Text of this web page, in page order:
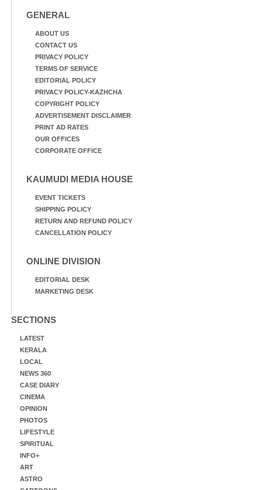
ഫുട്ബോൾ കളികളിൽ
കുട്ടികൾ
GENERAL
ABOUT US
CONTACT US
PRIVACY POLICY
TERMS OF SERVICE
EDITORIAL POLICY
PRIVACY POLICY-KAZHCHA
COPYRIGHT POLICY
ADVERTISEMENT DISCLAIMER
PRINT AD RATES
OUR OFFICES
CORPORATE OFFICE
KAUMUDI MEDIA HOUSE
EVENT TICKETS
SHIPPING POLICY
RETURN AND REFUND POLICY
CANCELLATION POLICY
ONLINE DIVISION
EDITORIAL DESK
MARKETING DESK
SECTIONS
LATEST
KERALA
LOCAL
NEWS 360
CASE DIARY
CINEMA
OPINION
PHOTOS
LIFESTYLE
SPIRITUAL
INFO+
ART
ASTRO